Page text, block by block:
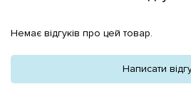
Немає відгуків про цей товар.
Написати